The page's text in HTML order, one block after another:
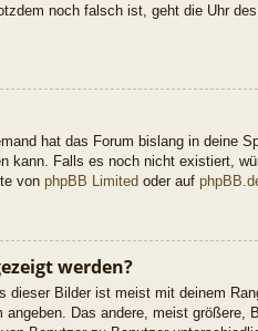
noch falsch ist, geht die Uhr
hat das Forum bislang in deine
kann. Falls es noch nicht existiert,
von phpBB Limited oder auf
werden?
dieser Bilder ist meist mit deinem
Das andere, meist größere,